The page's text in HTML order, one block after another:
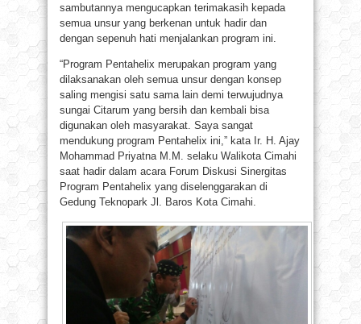
sambutannya mengucapkan terimakasih kepada
semua unsur yang berkenan untuk hadir dan
dengan sepenuh hati menjalankan program ini.
“Program Pentahelix merupakan program yang
dilaksanakan oleh semua unsur dengan konsep
saling mengisi satu sama lain demi terwujudnya
sungai Citarum yang bersih dan kembali bisa
digunakan oleh masyarakat. Saya sangat
mendukung program Pentahelix ini,” kata Ir. H. Ajay
Mohammad Priyatna M.M. selaku Walikota Cimahi
saat hadir dalam acara Forum Diskusi Sinergitas
Program Pentahelix yang diselenggarakan di
Gedung Teknopark Jl. Baros Kota Cimahi.